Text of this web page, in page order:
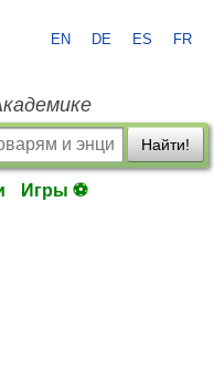
EN DE ES FR
Найти!
Игры ⚽